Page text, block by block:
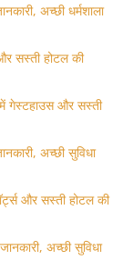
अच्छी धर्मशाला
सस्ती होटल की
गेस्टहाउस और सस्ती
अच्छी सुविधा
और सस्ती होटल की
अच्छी सुविधा